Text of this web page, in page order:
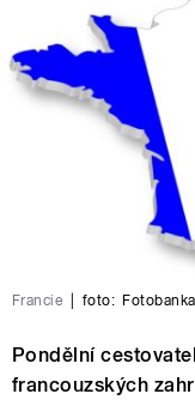
Francie foto:
Pondělní
francouzských